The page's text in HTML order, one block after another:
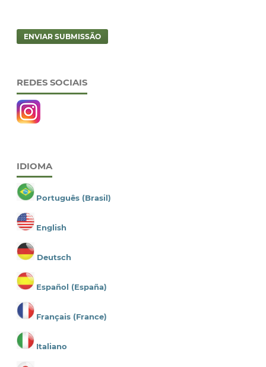
ENVIAR SUBMISSÃO
REDES SOCIAIS
IDIOMA
Português (Brasil)
English
Deutsch
Español (España)
Français (France)
Italiano